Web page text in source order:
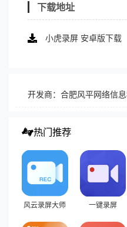
下载地址
小虎录屏 安卓版下载
开发商：合肥风平网络信
热门推荐
风云录屏大师 一键录屏